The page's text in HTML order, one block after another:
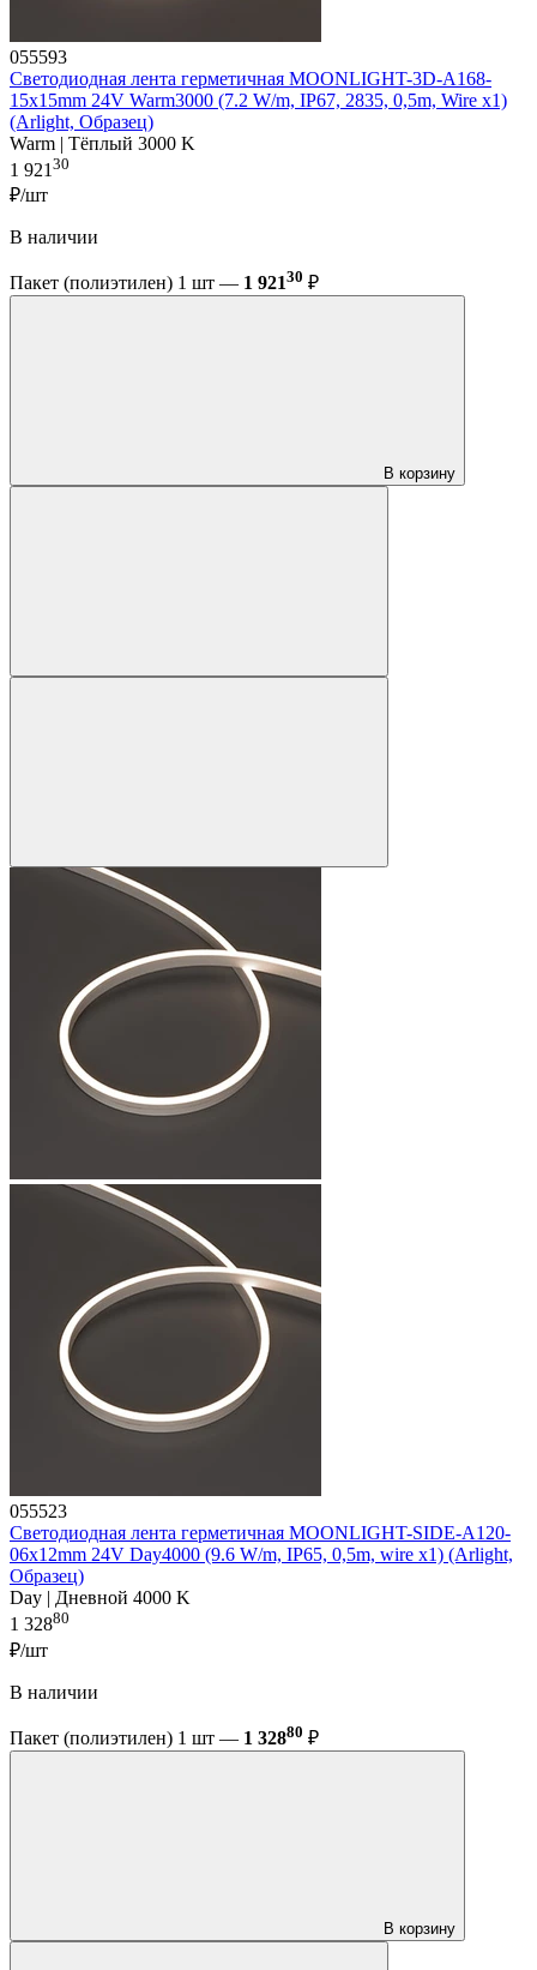
055593
Светодиодная лента герметичная MOONLIGHT-3D-A168-
15x15mm 24V Warm3000 (7.2 W/m, IP67, 2835, 0,5m, Wire x1)
(Arlight, Образец)
Warm | Тёплый 3000 K
1 921 30
₽/шт
В наличии
Пакет (полиэтилен) 1 шт — 1 92130 ₽
В корзину
055523
Светодиодная лента герметичная MOONLIGHT-SIDE-A120-
06x12mm 24V Day4000 (9.6 W/m, IP65, 0,5m, wire x1) (Arlight,
Образец)
Day | Дневной 4000 K
1 32880
₽/шт
В наличии
Пакет (полиэтилен) 1 шт — 1 32880 ₽
В корзину